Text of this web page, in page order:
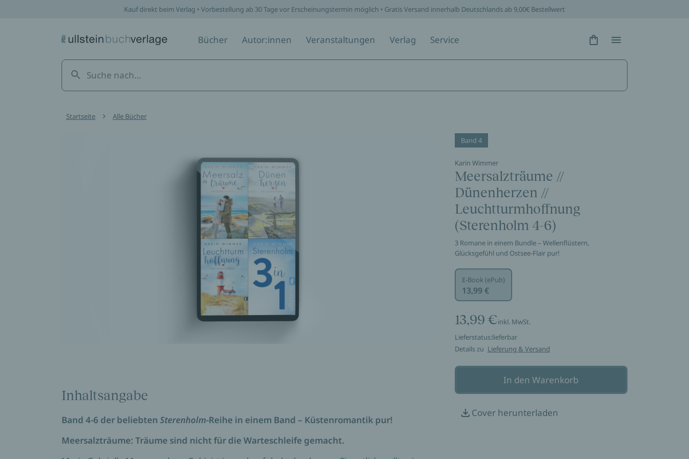
Kauf direkt beim Verlag • Vorbestellung ab 30 Tage vor Erscheinungstermin möglich • Gratis Versand innerhalb Deutschlands ab 9,00€ Bestellwert
Bücher Autor:innen Veranstaltungen Verlag Service Hidden Text
Hidden Text
Startseite Alle Bücher
Band 4
Karin Wimmer
Meersalzträume //
Dünenherzen //
Leuchtturmhoffnung
(Sterenholm 4-6)
3 Romane in einem Bundle – Wellenflüstern,
Glücksgefühl und Ostsee-Flair pur!
E-Book (ePub)
13,99 €
13,99 €inkl. MwSt.
Lieferstatus:lieferbar
Details zu Lieferung & Versand
In den Warenkorb
Cover herunterladen
Inhaltsangabe
Band 4-6 der beliebten Sterenholm-Reihe in einem Band – Küstenromantik pur!
Meersalzträume: Träume sind nicht für die Warteschleife gemacht.